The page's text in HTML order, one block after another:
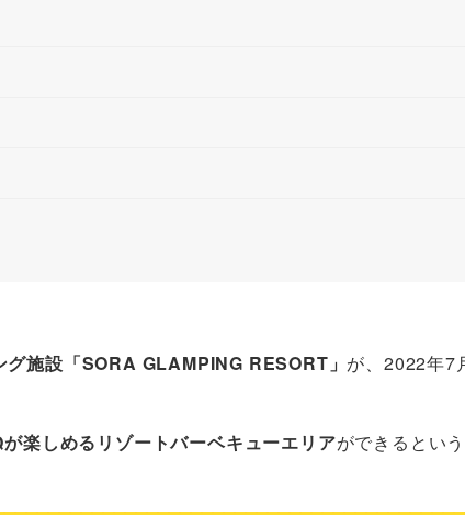
グ施設「SORA GLAMPING RESORT」 が、2022年7
楽しめるリゾートバーベキューエリアができるとい